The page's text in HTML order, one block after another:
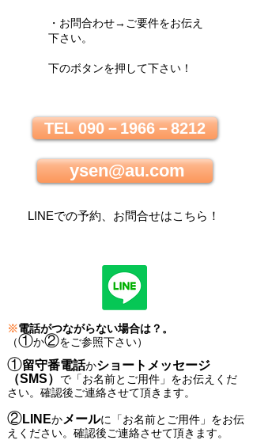
・お問合わせ→ご要件をお伝え
下さい。
下のボタンを押して下さい！
TEL 090－1966－8212
ysen@au.com
LINEでの予約、お問合せはこちら ！
※電話がつながらない場合は？。
（①か②をご参照下さい）
①留守番電話かショートメッセージ
（SMS） で 「お名前とご用件 」 をお伝えくだ
さい。 確認後ご連絡させて頂きます。
②LINEかメールに 「お名前とご用件 」 をお伝
えください。 確認後ご連絡させて頂きます。